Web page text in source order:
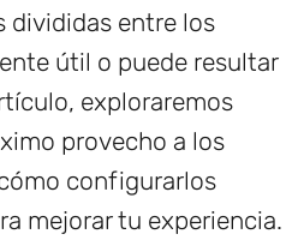
divididas entre los
útil o puede resultar
exploraremos
provecho a los
configurarlos
mejorar tu experiencia.